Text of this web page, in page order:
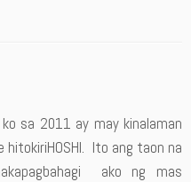
sa 2011 ay may kinalaman
Ito ang taon na
ako ng mas